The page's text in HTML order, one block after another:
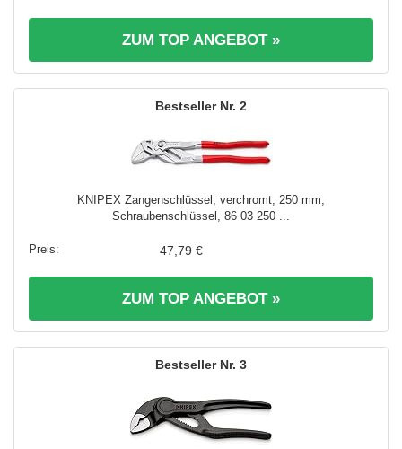
ZUM TOP ANGEBOT »
2
KNIPEX Zangenschlüssel, verchromt, 250 mm,
Schraubenschlüssel, 86 03 250 ...
47,79 €
ZUM TOP ANGEBOT »
3